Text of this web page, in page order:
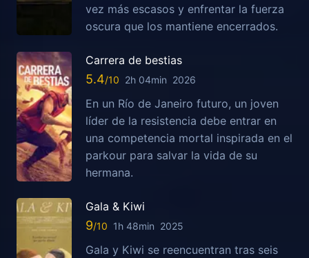
vez más escasos y enfrentar la fuerza
oscura que los mantiene encerrados.
Carrera de bestias
5.4 2h 04min 2026
En un Río de Janeiro futuro, un joven
líder de la resistencia debe entrar en
una competencia mortal inspirada en el
parkour para salvar la vida de su
hermana.
Gala & Kiwi
9 1h 48min 2025
Gala y Kiwi se reencuentran tras seis